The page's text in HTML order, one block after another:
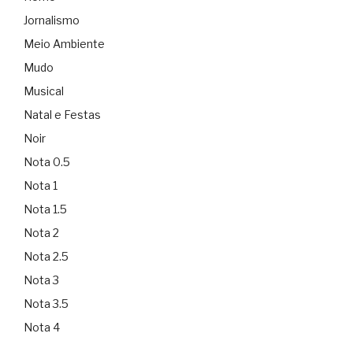
Jornalismo
Meio Ambiente
Mudo
Musical
Natal e Festas
Noir
Nota 0.5
Nota 1
Nota 1.5
Nota 2
Nota 2.5
Nota 3
Nota 3.5
Nota 4